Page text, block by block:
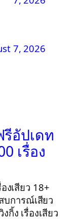
7, 2026
รีอัปเดท
เรื่อง
องเสียว 18+
บการณ์เสียว
กิ้ง เรื่องเสียว